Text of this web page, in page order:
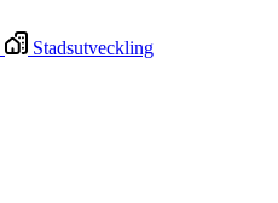
Stadsutveckling